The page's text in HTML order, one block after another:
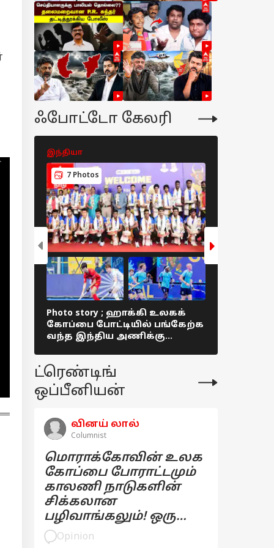
ஃபோட்டோ கேலரி
இந்தியா
7 Photos
Photo story ; ஹாக்கி உலகக்
கோப்பை போட்டியில் பங்கேற்க
வந்த இந்திய அணிக்கு
ட்ரெண்டிங்
ஒப்பீனியன்
வினய் லால்
Columnist
மொராக்கோவின் உலக
கோப்பை போராட்டமும்
காலணி நாடுகளின்
சிக்கலான
பழிவாங்கலும்! ஒரு
பார்வை
Opinion